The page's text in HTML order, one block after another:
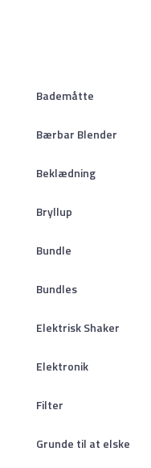
Bademåtte
Bærbar Blender
Beklædning
Bryllup
Bundle
Bundles
Elektrisk Shaker
Elektronik
Filter
Grunde til at elske